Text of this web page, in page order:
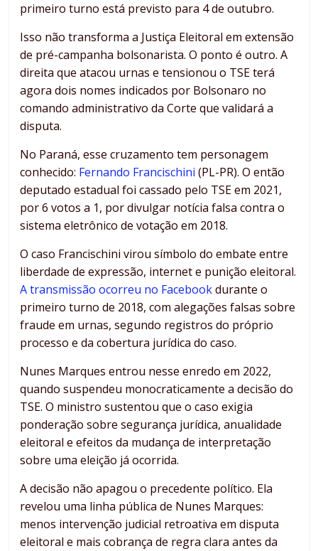
primeiro turno está previsto para 4 de outubro.
Isso não transforma a Justiça Eleitoral em extensão
de pré-campanha bolsonarista. O ponto é outro. A
direita que atacou urnas e tensionou o TSE terá
agora dois nomes indicados por Bolsonaro no
comando administrativo da Corte que validará a
disputa.
No Paraná, esse cruzamento tem personagem
conhecido: Fernando Francischini (PL-PR). O então
deputado estadual foi cassado pelo TSE em 2021,
por 6 votos a 1, por divulgar notícia falsa contra o
sistema eletrônico de votação em 2018.
O caso Francischini virou símbolo do embate entre
liberdade de expressão, internet e punição eleitoral.
A transmissão ocorreu no Facebookdurante o
primeiro turno de 2018, com alegações falsas sobre
fraude em urnas, segundo registros do próprio
processo e da cobertura jurídica do caso.
Nunes Marques entrou nesse enredo em 2022,
quando suspendeu monocraticamente a decisão do
TSE. O ministro sustentou que o caso exigia
ponderação sobre segurança jurídica, anualidade
eleitoral e efeitos da mudança de interpretação
sobre uma eleição já ocorrida.
A decisão não apagou o precedente político. Ela
revelou uma linha pública de Nunes Marques:
menos intervenção judicial retroativa em disputa
eleitoral e mais cobrança de regra clara antes da